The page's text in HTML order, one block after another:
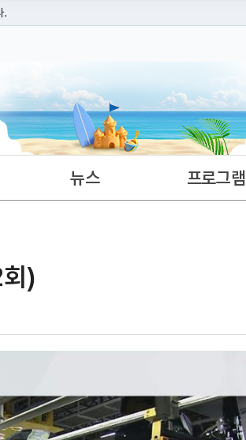
.
있다면 아래 URL에서 도메인 주소를 확인해 보세요
뉴스 프로그램
)